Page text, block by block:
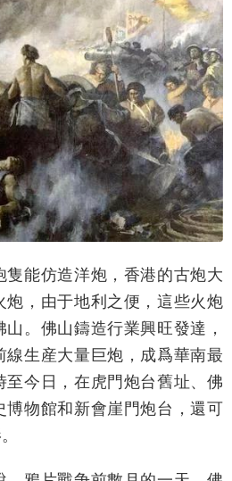
能仿造洋炮，香港的古炮大
，由于地利之便，這些火炮
。佛山鑄造行業興旺發達，
生産大量巨炮，成爲華南最
今日，在虎門炮台舊址、佛
物館和新會崖門炮台，還可